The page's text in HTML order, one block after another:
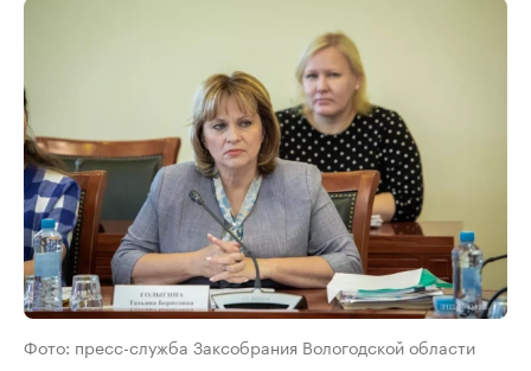
Фото: пресс-служба Заксобрания Вологодской области